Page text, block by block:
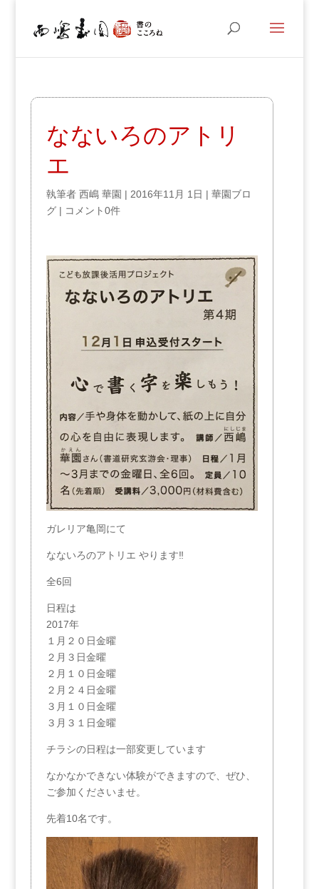
なないろのアトリ
エ
執筆者 西嶋 華園 | 2016年11月 1日 | 華園ブロ
グ| コメント0件
ガレリア亀岡にて
なないろのアトリエ やります‼️
全6回
日程は
2017年
１月２０日金曜
２月３日金曜
２月１０日金曜
２月２４日金曜
３月１０日金曜
３月３１日金曜
チラシの日程は一部変更しています
なかなかできない体験ができますので、ぜひ、
ご参加くださいませ。
先着10名です。